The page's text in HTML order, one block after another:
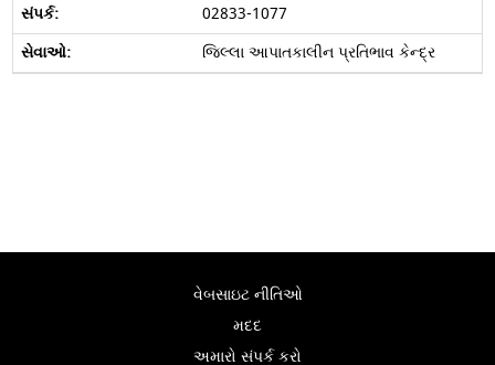
02833-1077
જિલ્લા આપાતકાલીન પ્રતિભાવ કેન્દ્ર
વેબસાઇટ નીતિઓ
મદદ
અમારો સંપર્ક કરો